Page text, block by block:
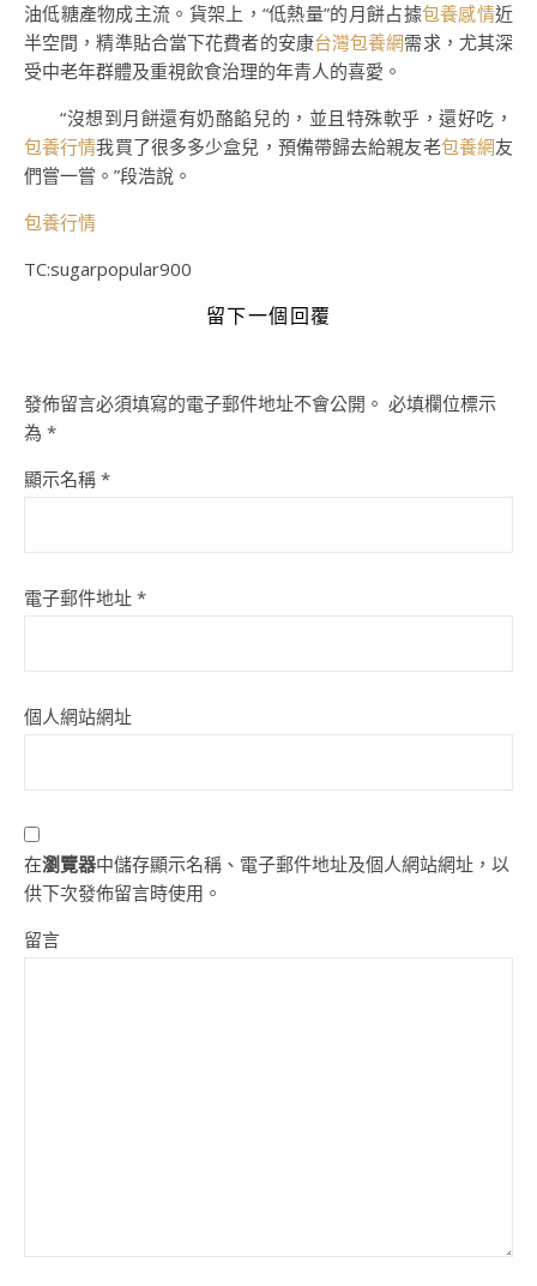
油低糖產物成主流。貨架上，“低熱量”的月餅占據包養感情近
半空間，精準貼合當下花費者的安康台灣包養網需求，尤其深
受中老年群體及重視飲食治理的年青人的喜愛。
“沒想到月餅還有奶酪餡兒的，並且特殊軟乎，還好吃，
包養行情我買了很多多少盒兒，預備帶歸去給親友老包養網友
們嘗一嘗。”段浩說。
包養行情
TC:sugarpopular900
留下一個回覆
發佈留言必須填寫的電子郵件地址不會公開。 必填欄位標示
為 *
顯示名稱 *
電子郵件地址 *
個人網站網址
在瀏覽器中儲存顯示名稱、電子郵件地址及個人網站網址，以
供下次發佈留言時使用。
留言